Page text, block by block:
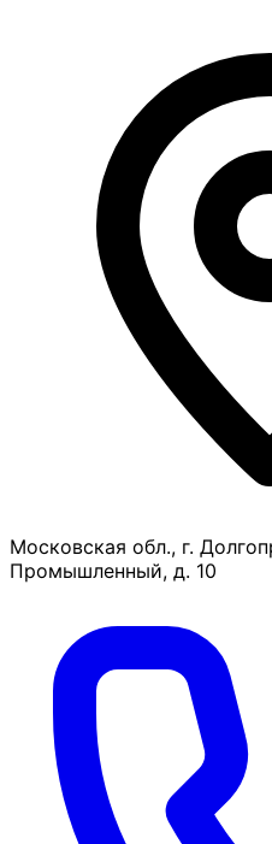
Московская обл., г.
Промышленный, д. 10